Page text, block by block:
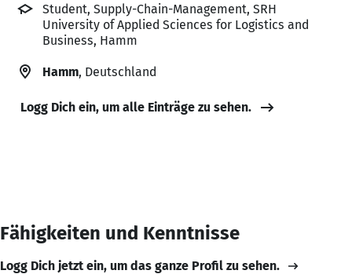
Student, Supply-Chain-Management, SRH
University of Applied Sciences for Logistics and
Business, Hamm
Hamm, Deutschland
Logg Dich ein, um alle Einträge zu sehen.
Fähigkeiten und Kenntnisse
Logg Dich jetzt ein, um das ganze Profil zu sehen.